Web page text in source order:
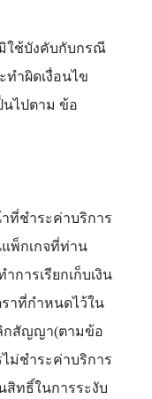
มิใช้บังคับกับกรณี
ำผิดเงื่อนไข
นไปตาม ข้อ
ที่ชำระค่าบริการ
พ็กเกจที่ท่าน
การเรียกเก็บเงิน
าที่กำหนดไว้ใน
กสัญญา(ตามข้อ
ม่ชำระค่าบริการ
ทธิ์ในการระงับ